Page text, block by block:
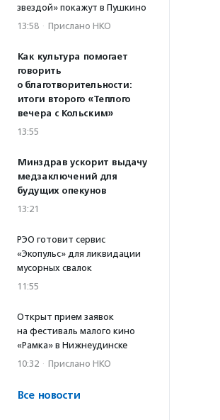
звездой» покажут в Пушкино
13:58 · Прислано НКО
Как культура помогает
говорить
о благотворительности:
итоги второго «Теплого
вечера с Кольским»
13:55
Минздрав ускорит выдачу
медзаключений для
будущих опекунов
13:21
РЭО готовит сервис
«Экопульс» для ликвидации
мусорных свалок
11:55
Открыт прием заявок
на фестиваль малого кино
«Рамка» в Нижнеудинске
10:32 · Прислано НКО
Все новости